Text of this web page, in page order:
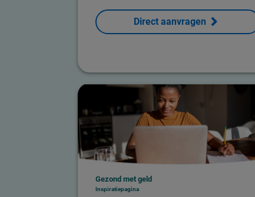
Direct aanvragen
Gezond met geld
Inspiratiepagina